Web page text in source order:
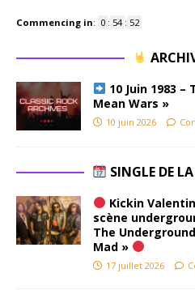
Commencing in: 0 : 54 : 51
10 Juin 1983
Mean Wars »
10 juin 2026
SINGLE DE
Kickin
scène
The
Mad »
17 juillet 2026